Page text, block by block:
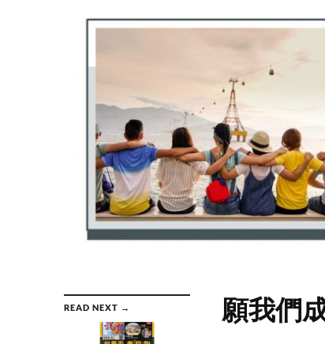
READ NEXT → 願我們